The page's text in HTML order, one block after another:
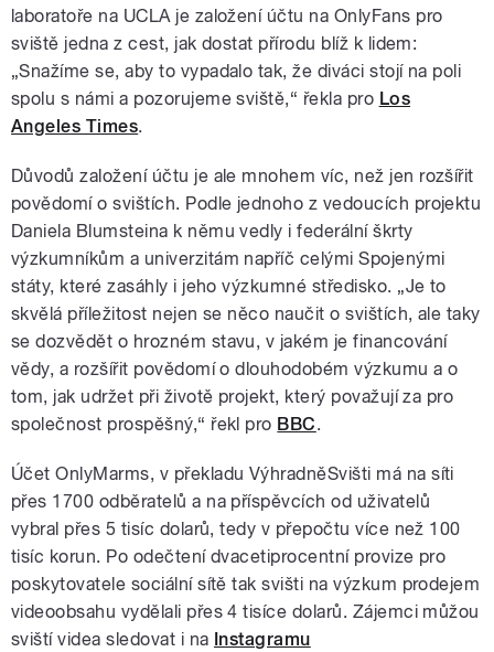
laboratoře na UCLA je založení účtu na OnlyFans pro
sviště jedna z cest, jak dostat přírodu blíž k lidem:
„Snažíme se, aby to vypadalo tak, že diváci stojí na poli
spolu s námi a pozorujeme sviště,“ řekla pro Los
Angeles Times.
Důvodů založení účtu je ale mnohem víc, než jen rozšířit
povědomí o svištích. Podle jednoho z vedoucích projektu
Daniela Blumsteina k němu vedly i federální škrty
výzkumníkům a univerzitám napříč celými Spojenými
státy, které zasáhly i jeho výzkumné středisko. „Je to
skvělá příležitost nejen se něco naučit o svištích, ale taky
se dozvědět o hrozném stavu, v jakém je financování
vědy, a rozšířit povědomí o dlouhodobém výzkumu a o
tom, jak udržet při životě projekt, který považují za pro
společnost prospěšný,“ řekl pro BBC.
Účet OnlyMarms, v překladu VýhradněSvišti má na síti
přes 1700 odběratelů a na příspěvcích od uživatelů
vybral přes 5 tisíc dolarů, tedy v přepočtu více než 100
tisíc korun. Po odečtení dvacetiprocentní provize pro
poskytovatele sociální sítě tak svišti na výzkum prodejem
videoobsahu vydělali přes 4 tisíce dolarů. Zájemci můžou
sviští videa sledovat i na Instagramu